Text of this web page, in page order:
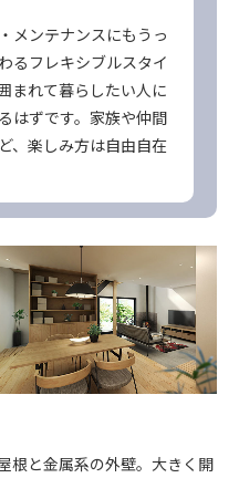
メンテナンスにもうっ
るフレキシブルスタイ
まれて暮らしたい人に
はずです。家族や仲間
、楽しみ方は自由自在
根と金属系の外壁。大きく開